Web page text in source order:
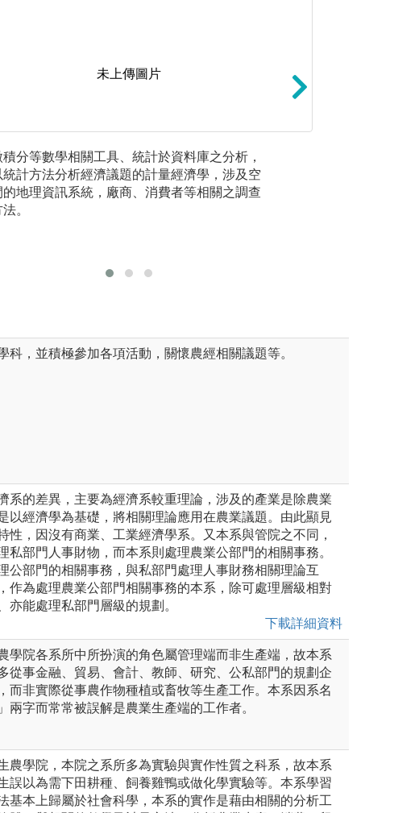
習
作學習」是一種有系統、有結構的教學
進行的方式把不同特質的學生分配在同
學習，教師經由各種途徑鼓勵小組成員
未上傳圖片
積分等數學相關工具、統計於資料庫之分析，
統計方法分析經濟議題的計量經濟學，涉及空
的地理資訊系統，廠商、消費者等相關之調查
。
科，並積極參加各項活動，關懷農經相關議題等。
系的差異，主要為經濟系較重理論，涉及的產業是除農業
以經濟學為基礎，將相關理論應用在農業議題。由此顯見
性，因沒有商業、工業經濟學系。又本系與管院之不同，
私部門人事財物，而本系則處理農業公部門的相關事務。
公部門的相關事務，與私部門處理人事財務相關理論互
作為處理農業公部門相關事務的本系，除可處理層級相對
亦能處理私部門層級的規劃。
下載詳細資料
學院各系所中所扮演的角色屬管理端而非生產端，故本系
從事金融、貿易、會計、教師、研究、公私部門的規劃企
而非實際從事農作物種植或畜牧等生產工作。本系因系名
兩字而常常被誤解是農業生產端的工作者。
農學院，本院之系所多為實驗與實作性質之科系，故本系
誤以為需下田耕種、飼養雞鴨或做化學實驗等。本系學習
基本上歸屬於社會科學，本系的實作是藉由相關的分析工